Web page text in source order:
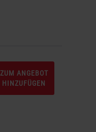
ZUM ANGEBOT
HINZUFÜGEN